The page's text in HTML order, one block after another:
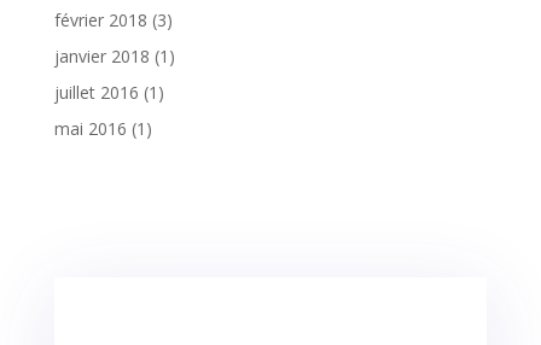
février 2018 (3)
janvier 2018 (1)
juillet 2016 (1)
mai 2016 (1)